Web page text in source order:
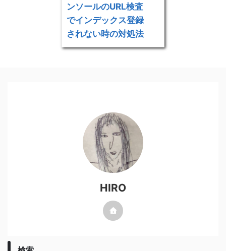
ンソールのURL検査
でインデックス登録
されない時の対処法
HIRO